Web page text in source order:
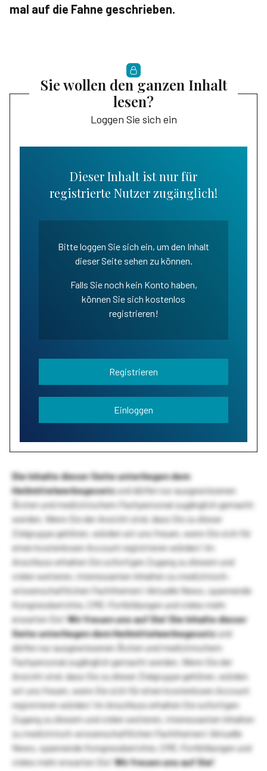
mal auf die Fahne geschrieben.
Sie wollen den ganzen Inhalt
lesen?
Loggen Sie sich ein
Dieser Inhalt ist nur für
registrierte Nutzer zugänglich!
Bitte loggen Sie sich ein, um den Inhalt
dieser Seite sehen zu können.
Falls Sie noch kein Konto haben,
können Sie sich kostenlos
registrieren!
Registrieren
Einloggen
Die Inhalte dieser Seite unterliegen dem
Heilmittelwerbegesetzund dürfen nur ausgewiesenen
Ärzten und medizinischem Fachpersonal zugänglich gemacht
werden. Wenn Sie der Ansicht sind, dass Sie zu dieser
Zielgruppe gehören, würden wir uns freuen, wenn Sie sich für
einen kostenlosen Account registrieren würden! Im
Anschluss erhalten Sie sofortigen Zugang zu diesem und
vielen weiteren, interessanten Inhalten zu medizinisch-
wissenschaftlichen Fachthemen! Aktuelle News, spannende
Kongressberichte, CME-Fortbildungen und vieles mehr
erwarten Sie!Wir freuen uns auf Sie!Die Inhalte dieser
Seite unterliegen dem Heilmittelwerbegesetzund
dürfen nur ausgewiesenen Ärzten und medizinischem
Fachpersonal zugänglich gemacht werden. Wenn Sie der
Ansicht sind, dass Sie zu dieser Zielgruppe gehören, würden
wir uns freuen, wenn Sie sich für einen kostenlosen Account
registrieren würden! Im Anschluss erhalten Sie sofortigen
Zugang zu diesem und vielen weiteren, interessanten Inhalten
zu medizinisch-wissenschaftlichen Fachthemen! Aktuelle
News, spannende Kongressberichte, CME-Fortbildungen und
vieles mehr erwarten Sie!Wir freuen uns auf Sie!